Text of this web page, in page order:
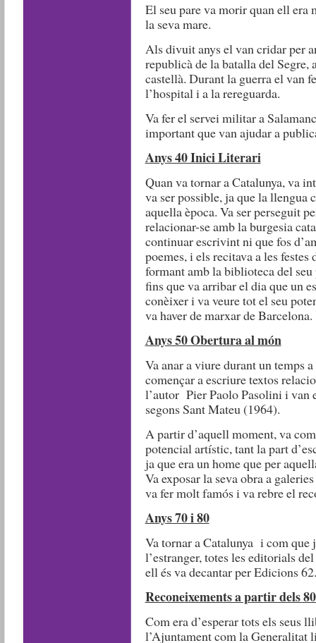
El seu pare va morir quan ell
la seva mare.
Als divuit anys el van cridar per
republicà de la batalla del Segre,
castellà. Durant la guerra el van
l’hospital i a la rereguarda.
Va fer el servei militar a
important que van ajudar a
Anys 40 Inici Literari
Quan va tornar a Catalunya, va
va ser possible, ja que la llengua
aquella època. Va ser perseguit
relacionar-se amb la burgesia
continuar escrivint ni que fos
poemes, i els recitava a les
formant amb la biblioteca del
fins que va arribar el dia que un
conèixer i va veure tot el seu
va haver de marxar de Barcelona.
Anys 50 Obertura al món
Va anar a viure durant un temps
començar a escriure textos
l’autor Pier Paolo Pasolini i van
segons Sant Mateu (1964).
A partir d’aquell moment, va
potencial artístic, tant la part
ja que era un home que per
Va exposar la seva obra a
va fer molt famós i va rebre el
Anys 70 i 80
Va tornar a Catalunya i com que
l’estranger, totes les editorials
ell és va decantar per Edicions 62.
Reconeixements a partir dels
Com era d’esperar tots els seus
l’Ajuntament com la Generalitat